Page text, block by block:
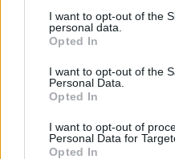
I want to opt-out of the
personal data.
Opted In
I want to opt-out of the
Personal Data.
Opted In
I want to opt-out of
Personal Data for
Opted In
ΔΕΙΤΕ ΕΠΙΣΗΣ
Η